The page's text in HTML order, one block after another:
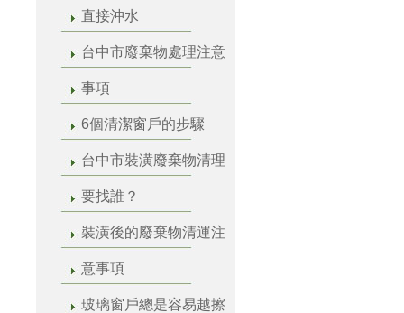
直接沖水
台中市廢棄物處理注意
事項
6個清潔窗戶的步驟
台中市裝潢廢棄物清理
要找誰？
裝潢後的廢棄物清運注
意事項
玻璃窗戶總是容易越擦